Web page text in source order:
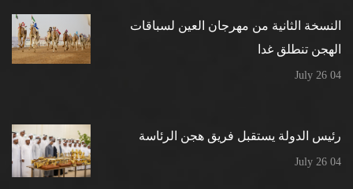
النسخة الثانية من مهرجان العين لسباقات
الهجن تنطلق غدا
04 July 26
رئيس الدولة يستقبل فريق هجن الرئاسة
04 July 26